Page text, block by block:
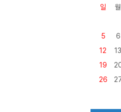
일 월
5
6
12
13
19
26